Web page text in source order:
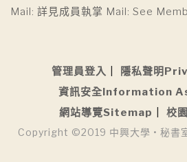
Mail: 詳見成員執掌 Mail: See
管理員登入
隱私聲明
資訊安全Information
網站導覽Sitemap
校
Copyright ©2019 中興大學 • 秘